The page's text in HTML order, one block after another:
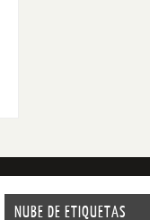
NUBE DE ETIQUETAS